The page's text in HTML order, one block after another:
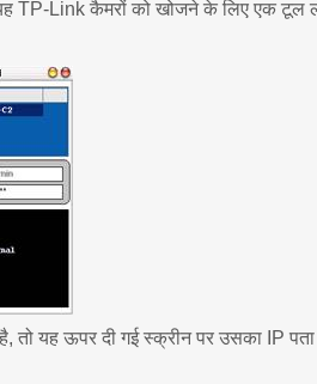
यह TP-Link कैमरों को खोजने के लिए एक टूल
यह ऊपर दी गई स्क्रीन पर उसका IP पता